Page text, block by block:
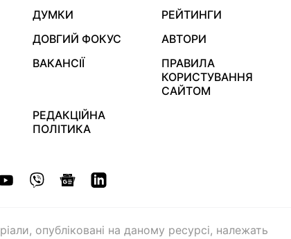
ДУМКИ
РЕЙТИНГИ
ДОВГИЙ ФОКУС
АВТОРИ
ВАКАНСІЇ
ПРАВИЛА
КОРИСТУВАННЯ
САЙТОМ
РЕДАКЦІЙНА
ПОЛІТИКА
опубліковані на даному ресурсі, належать